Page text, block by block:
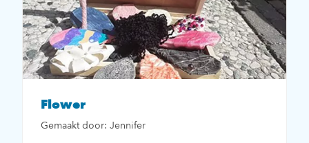
Flower
Gemaakt door: Jennifer